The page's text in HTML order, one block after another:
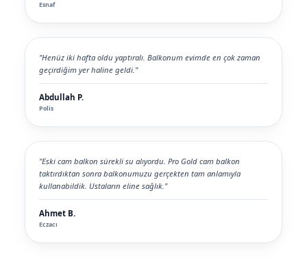
Esnaf
"Henüz iki hafta oldu yaptıralı. Balkonum evimde en çok zaman
geçirdiğim yer haline geldi."
Abdullah P.
Polis
"Eski cam balkon sürekli su alıyordu. Pro Gold cam balkon
taktırdıktan sonra balkonumuzu gerçekten tam anlamıyla
kullanabildik. Ustaların eline sağlık."
Ahmet B.
Eczacı